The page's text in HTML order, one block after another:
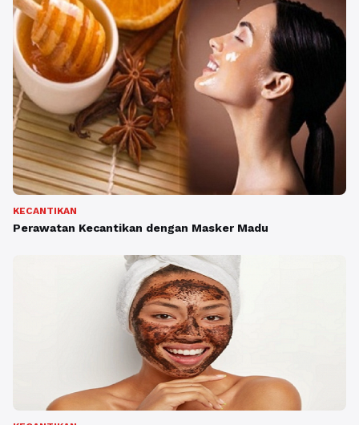
KECANTIKAN
Perawatan Kecantikan dengan Masker Madu